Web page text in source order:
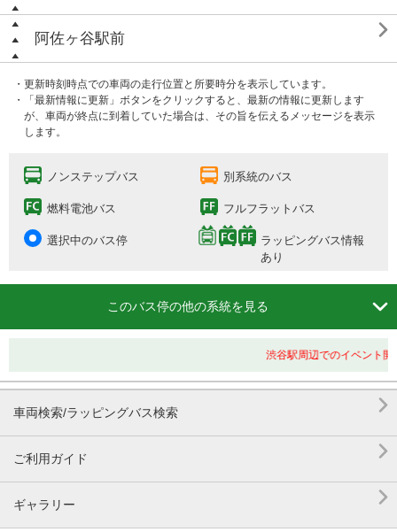
阿佐ヶ谷駅前 
・更新時刻時点での車両の走行位置と所要時分を表示しています。
・「最新情報に更新」ボタンをクリックすると、最新の情報に更新します
が、車両が終点に到着していた場合は、その旨を伝えるメッセージを表示
します。
ノンステップバス 別系統のバス
燃料電池バス フルフラットバス
選択中のバス停
ラッピングバス情報
あり
このバス停の他の系統を見る 
渋谷駅周辺でのイベント
車両検索/ラッピングバス検索 
ご利用ガイド 
ギャラリー 